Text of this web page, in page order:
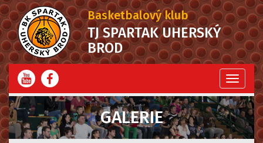
Basketbalový klub
TJ SPARTAK UHERSKÝ
BROD
Menu
GALERIE